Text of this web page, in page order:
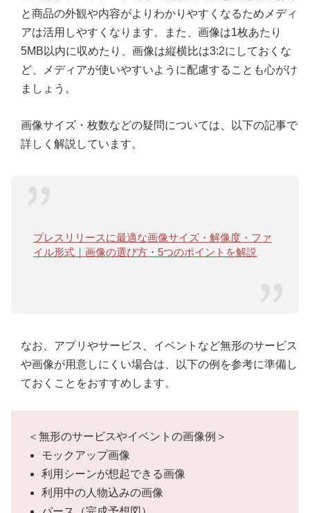
と商品の外観や内容がよりわかりやすくなるためメディ
アは活用しやすくなります。また、画像は1枚あたり
5MB以内に収めたり、画像は縦横比は3:2にしておくな
ど、メディアが使いやすいように配慮することも心がけ
ましょう。
画像サイズ・枚数などの疑問については、以下の記事で
詳しく解説しています。
プレスリリースに最適な画像サイズ・解像度・ファ
イル形式｜画像の選び方・5つのポイントを解説
なお、アプリやサービス、イベントなど無形のサービス
や画像が用意しにくい場合は、以下の例を参考に準備し
ておくことをおすすめします。
＜無形のサービスやイベントの画像例＞
モックアップ画像
利用シーンが想起できる画像
利用中の人物込みの画像